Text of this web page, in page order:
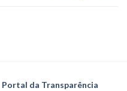
Portal da Transparência